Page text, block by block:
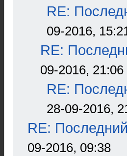
RE:
09-2016,
RE:
09-2016, 21:06
RE:
28-09-2016,
RE:
09-2016, 09:38